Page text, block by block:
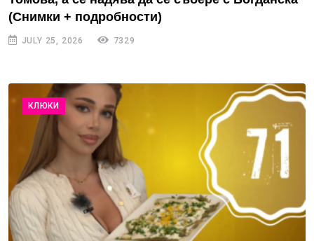
(Снимки + подробности)
JULY 25, 2026 7329
КЛЮКИ